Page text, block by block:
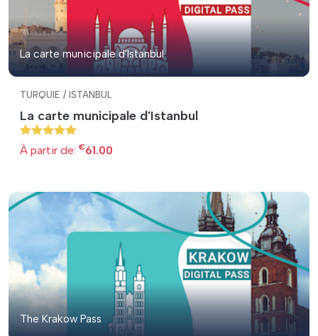
La carte municipale d'Istanbul
TURQUIE / ISTANBUL
La carte municipale d'Istanbul
À partir de: €61.00
The Krakow Pass